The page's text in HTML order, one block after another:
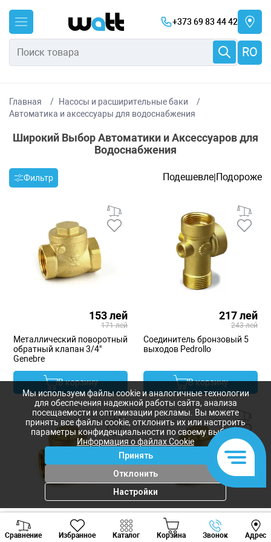
+373 69 83 44 42
RO
Главная
Насосы и расширительные баки
Автоматика и аксессуары для водоснабжения
Широкий Выбор Автоматики и Аксессуаров для
Водоснабжения
Фильтр Подешевле|Подороже
153 лей
171 лей
Металлический поворотный
обратный клапан 3/4"
Genebre
В корзину
217 лей
243 лей
Соединитель бронзовый 5
выходов Pedrollo
В корзину
225 лей
252 лей
313 лей
351 лей
Сравнение Избранное Каталог Корзина Звонок Адрес
Viber Whatsapp
Мы используем файлы cookie и аналогичные технологии
для обеспечения надежной работы сайта, анализа
посещаемости и оптимизации рекламы. Вы можете
принять все файлы cookie, отклонить их или настроить
параметры конфиденциальности по своему выбору.
Информация о файлах Cookie
Принять
Отклонить
Настройки